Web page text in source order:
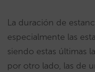
La duración de
especialmente las
siendo estas últimas
por otro lado, las de